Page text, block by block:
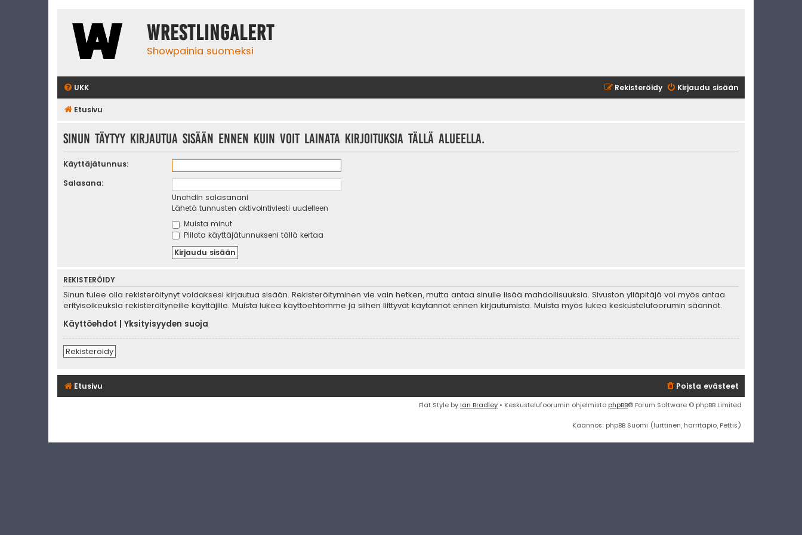
WrestlingAlert
Showpainia suomeksi
UKK Kirjaudu sisään
Rekisteröidy
Etusivu
Sinun täytyy kirjautua sisään ennen kuin voit lainata kirjoituksia tällä alueella.
Käyttäjätunnus:
Salasana:
Unohdin salasanani
Lähetä tunnusten aktivointiviesti uudelleen
Muista minut
Piilota käyttäjätunnukseni tällä kertaa
REKISTERÖIDY
Sinun tulee olla rekisteröitynyt voidaksesi kirjautua sisään. Rekisteröityminen vie vain hetken, mutta antaa sinulle lisää mahdollisuuksia. Sivuston ylläpitäjä voi myös antaa
erityisoikeuksia rekisteröityneille käyttäjille. Muista lukea käyttöehtomme ja siihen liittyvät käytännöt ennen kirjautumista. Muista myös lukea keskustelufoorumin säännöt.
Käyttöehdot
Yksityisyyden suoja
Rekisteröidy
Etusivu Poista evästeet
Flat Style by Ian Bradley • Keskustelufoorumin ohjelmisto phpBB® Forum Software © phpBB Limited
Käännös: phpBB Suomi (lurttinen, harritapio, Pettis)